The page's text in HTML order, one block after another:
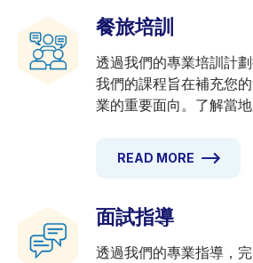
餐旅培訓
透過我們的專業培訓計劃
我們的課程旨在補充您
業的重要面向。了解當
READ MORE
面試指導
透過我們的專業指導，